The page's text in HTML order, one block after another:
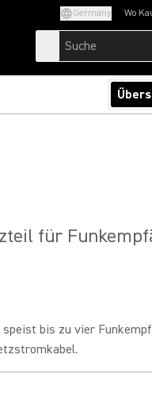
Germany Wo
für
bis zu vier